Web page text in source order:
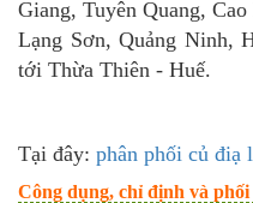
Giang, Tuyên Quang, Cao
Lạng Sơn, Quảng Ninh,
tới Thừa Thiên - Huế.
Tại đây: phân phối củ điạ
Công dụng, chỉ định và